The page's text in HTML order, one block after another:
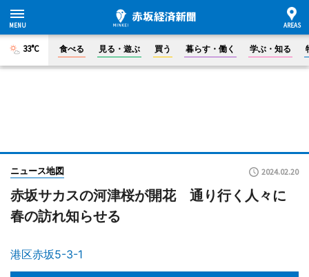
33°C 食べる 見る・遊ぶ 買う 暮らす・働く 学ぶ・知る
ニュース地図 2024.02.20
赤坂サカスの河津桜が開花 通り行く人々に
春の訪れ知らせる
港区赤坂5-3-1